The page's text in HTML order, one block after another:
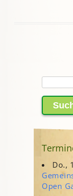
nach:
Do.,
Open